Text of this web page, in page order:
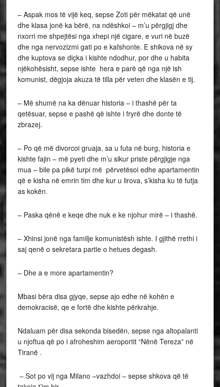
– Aspak mos të vijë keq, sepse Zoti për mëkatat që unë
dhe klasa jonë ka bërë, na ndëshkoi – m’u përgjigj dhe
nxorri me shpejtësi nga xhepi një cigare, e vuri në buzë
dhe nga nervozizmi gati po e kafshonte. E shikova në sy
dhe kuptova se diçka i kishte ndodhur, por dhe u habita
njëkohësisht, sepse ishte hera e parë që nga një ish
komunist, dëgjoja akuza të tilla për veten dhe klasën e tij.
– Më shumë na ka dënuar historia – i thashë për ta
qetësuar, sepse e pashë që ishte i fryrë dhe donte të
zbrazej.
– Po që më divorcoi gruaja, sa u futa në burg, historia e
kishte fajin – më pyeti dhe m’u sikur priste përgjigje nga
mua – bile pa pikë turpi më përvetësoi edhe apartamentin
që e kisha në emrin tim dhe kur u lirova, s’kisha ku të futja
as kokën.
– Paska qënë e keqe dhe nuk e ke njohur mirë – i thashë.
– Xhinsi jonë nga familje komunistësh ishte. I gjithë rrethi i
saj qenë o sekretara partie o hetues degash.
– Dhe a e more apartamentin?
Mbasi bëra disa gjyqe, sepse ajo edhe në kohën e
demokracisë, qe e fortë dhe kishte përkrahje.
Ndaluam për disa sekonda bisedën, sepse nga altopalanti
u njoftua që po i afroheshim aeroportit “Nënë Tereza” në
Tiranë .
– Sot po vij nga Milano –vazhdoi – sepse shkova që të